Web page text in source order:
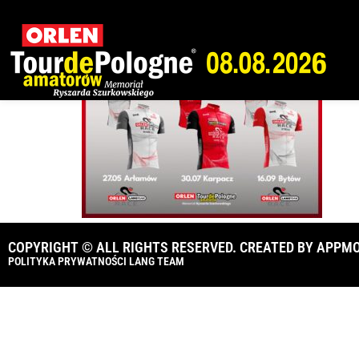
WhatsApp
COPYRIGHT © ALL RIGHTS RESERVED. CREATED BY
POLITYKA PRYWATNOŚCI LANG TEAM